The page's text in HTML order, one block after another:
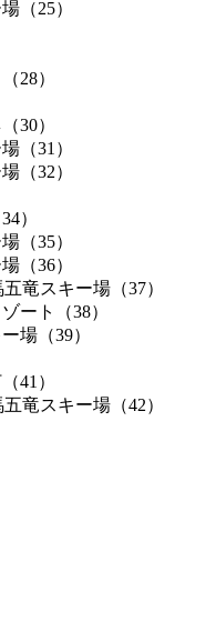
（25）
28）
30）
（31）
（32）
）
（35）
（36）
竜スキー場（37）
ート（38）
場（39）
41）
竜スキー場（42）